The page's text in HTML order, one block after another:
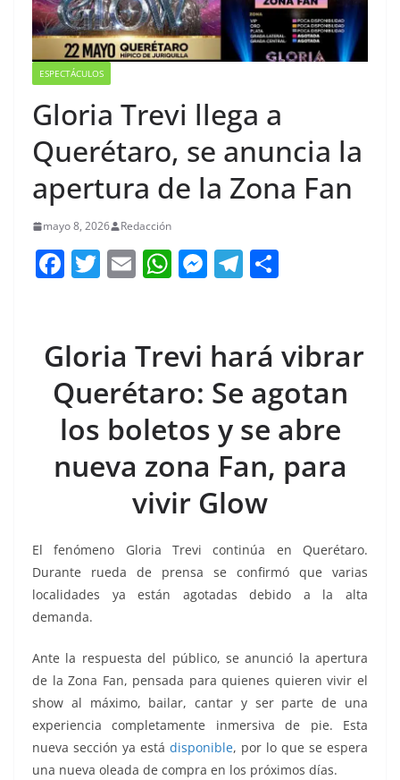
ESPECTÁCULOS
Gloria Trevi llega a
Querétaro, se anuncia la
apertura de la Zona Fan
mayo 8, 2026 Redacción
F
e
b
o
o
k
T
er
E
l
W
s
A
p
p
M
e
n
g
er
T
gr
a
m
p
ar
tir
Gloria Trevi hará vibrar
Querétaro: Se agotan
los boletos y se abre
nueva zona Fan, para
vivir Glow
El fenómeno Gloria Trevi continúa en Querétaro.
Durante rueda de prensa se confirmó que varias
localidades ya están agotadas debido a la alta
demanda.
Ante la respuesta del público, se anunció la apertura
de la Zona Fan, pensada para quienes quieren vivir el
show al máximo, bailar, cantar y ser parte de una
experiencia completamente inmersiva de pie. Esta
nueva sección ya está disponible, por lo que se espera
una nueva oleada de compra en los próximos días.